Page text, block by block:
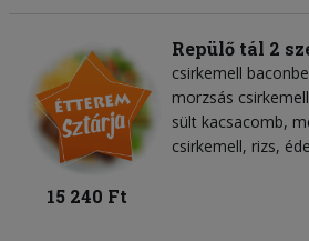
Repülő tál 2
csirkemell
morzsás
sült kacsacomb,
csirkemell, rizs,
15 240 Ft